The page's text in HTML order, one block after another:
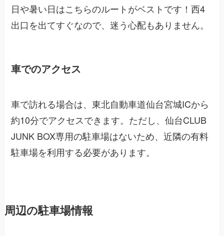
日や暑い日はこちらのルートがベストです！西4
出口を出てすぐなので、迷う心配もありません。
車でのアクセス
車で訪れる場合は、東北自動車道仙台宮城ICから
約10分でアクセスできます。ただし、仙台CLUB
JUNK BOX専用の駐車場はないため、近隣の有料
駐車場を利用する必要があります。
周辺の駐車場情報